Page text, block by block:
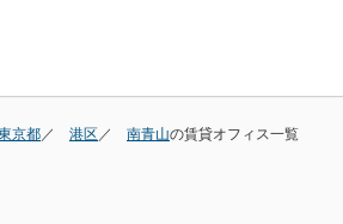
京都 港区 南青山の賃貸オフィス一覧